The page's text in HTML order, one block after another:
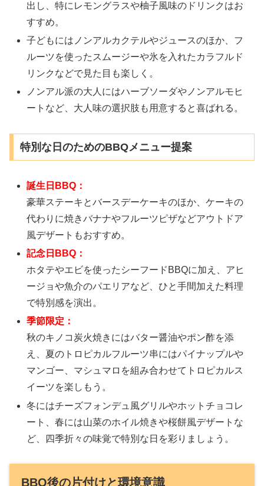
出し、特にレモングラスや柚子風味のドリンクはお
すすめ。
子どもにはノンアルカクテルやジュースのほか、フ
ルーツを使ったスムージーや氷を入れたカラフルド
リンクなどで見た目も楽しく。
ノンアル派の大人にはハーブソーダやノンアルモヒ
ートなど、大人味の選択肢も用意すると喜ばれる。
特別な日のためのBBQメニュー提案
誕生日BBQ：
豪華ステーキとバースデーケーキのほか、ケーキの
代わりに焼きバナナやフルーツピザなどアウトドア
風デザートもおすすめ。
記念日BBQ：
ホタテやエビを使ったシーフードBBQに加え、アヒ
ージョや魚介のパエリアなど、ひと手間加えた料理
で特別感を演出。
季節限定：
秋のキノコ炭火焼きにはバター醤油やポン酢を添
え、夏のトロピカルフルーツ串にはパイナップルや
マンゴー、マシュマロを組み合わせてトロピカルス
イーツを楽しもう。
冬にはチーズフォンデュ風グリルやホットチョコレ
ート、春には山菜のホイル焼きや桜餅風デザートな
ど、四季折々の味覚で特別な日を彩りましょう。
BBQ後の片付けと環境意識